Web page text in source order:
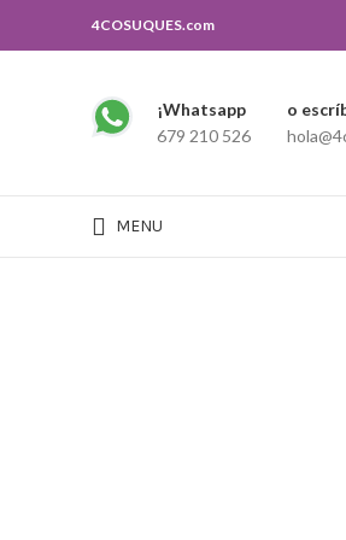
4COSUQUES.com
¡Whatsapp
679 210 526
o
MENU